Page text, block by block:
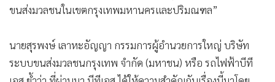
ขนส่งมวลชนในเขตกรุงเทพมหานครและปริมณฑล”
นายสุรพงษ์ เลาหะอัญญา กรรมการผู้อำนวยการใหญ่ บริษัท
ระบบขนส่งมวลชนกรุงเทพ จำกัด (มหาชน) หรือ รถไฟฟ้าบีที